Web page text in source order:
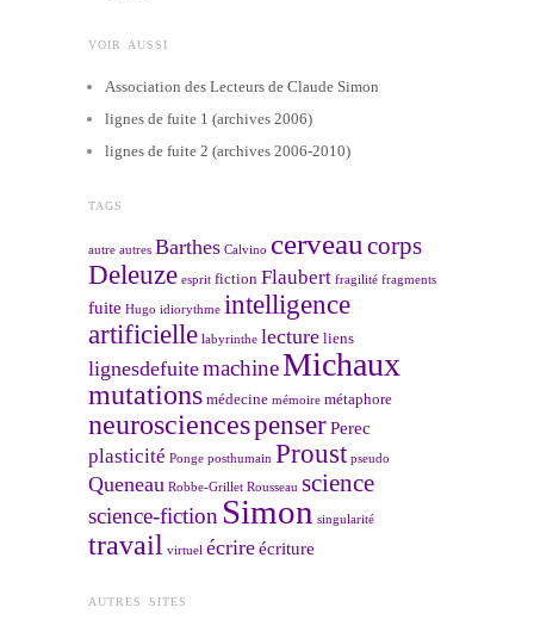
VOIR AUSSI
Association des Lecteurs de Claude Simon
lignes de fuite 1 (archives 2006)
lignes de fuite 2 (archives 2006-2010)
TAGS
autre autres Barthes Calvino cerveau corps
Deleuze esprit fiction Flaubert fragilité fragments
fuite Hugo idiorythme intelligence
artificielle labyrinthe lecture liens
lignesdefuitemachineMichaux
mutations médecine mémoire métaphore
neurosciencespenserPerec
plasticité Ponge posthumain Proust pseudo
Queneau Robbe-Grillet Rousseau science
science-fiction Simon singularité
travail virtuel écrireécriture
AUTRES SITES